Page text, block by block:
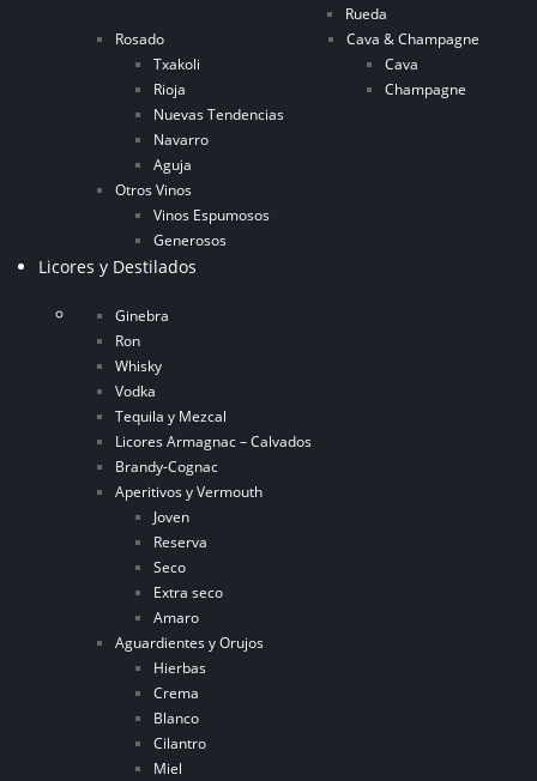
Rueda
Rosado
Txakoli
Rioja
Nuevas Tendencias
Navarro
Aguja
Cava & Champagne
Cava
Champagne
Otros Vinos
Vinos Espumosos
Generosos
Licores y Destilados
Ginebra
Ron
Whisky
Vodka
Tequila y Mezcal
Licores Armagnac – Calvados
Brandy-Cognac
Aperitivos y Vermouth
Joven
Reserva
Seco
Extra seco
Amaro
Aguardientes y Orujos
Hierbas
Crema
Blanco
Cilantro
Miel